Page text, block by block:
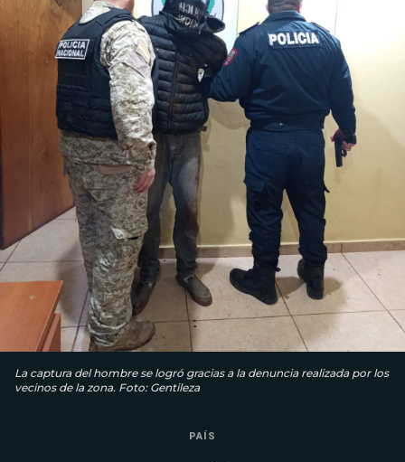
La captura del hombre se logró gracias a la denuncia realizada por los
vecinos de la zona. Foto: Gentileza
PAÍS